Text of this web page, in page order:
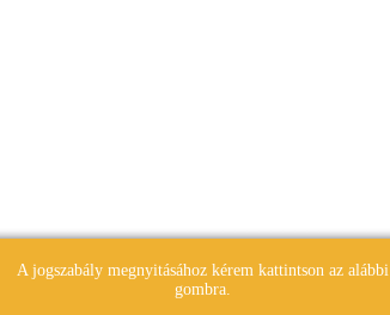
A jogszabály megnyitásához kérem kattintson az alábbi
gombra.